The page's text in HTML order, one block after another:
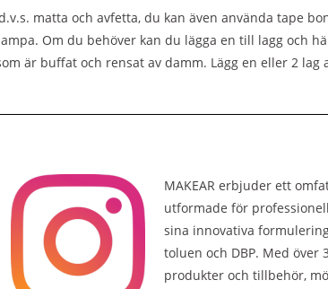
matta och avfetta, du kan även använda tape
Om du behöver kan du lägga en till lagg och
är buffat och rensat av damm. Lägg en eller 2
MAKEAR erbjuder ett
utformade för
sina innovativa
toluen och DBP. Med
produkter och tillbehör,